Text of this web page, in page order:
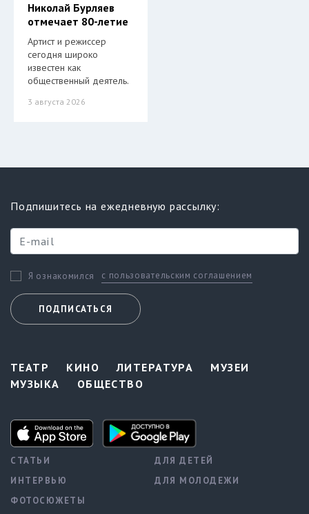
Николай Бурляев
отмечает 80-летие
Артист и режиссер
сегодня широко
известен как
общественный деятель.
3 августа 2026
Подпишитесь на ежедневную рассылку:
Я ознакомился с пользовательским соглашением
ПОДПИСАТЬСЯ
ТЕАТР КИНО ЛИТЕРАТУРА
МУЗЕИ
МУЗЫКА
ОБЩЕСТВО
СТАТЬИ
ИНТЕРВЬЮ
ФОТОСЮЖЕТЫ
ДЛЯ ДЕТЕЙ
ДЛЯ МОЛОДЕЖИ